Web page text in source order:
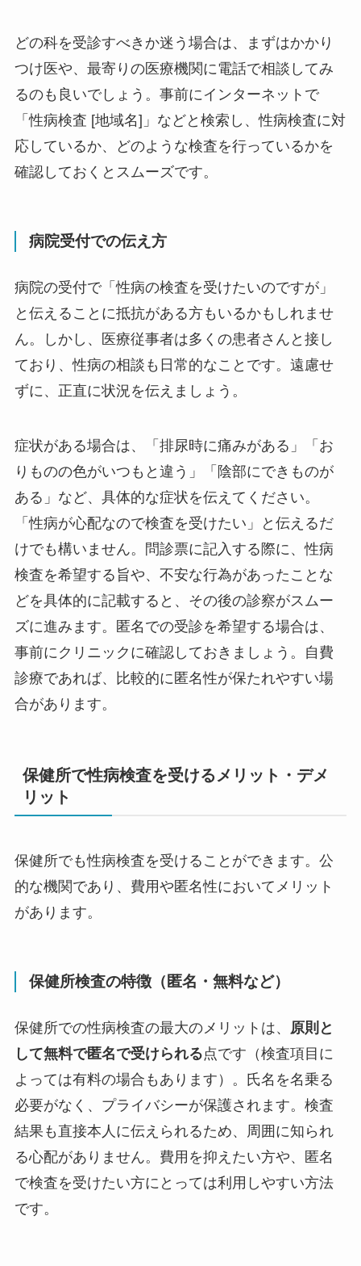
どの科を受診すべきか迷う場合は、まずはかかり
つけ医や、最寄りの医療機関に電話で相談してみ
るのも良いでしょう。事前にインターネットで
「性病検査 [地域名]」などと検索し、性病検査に対
応しているか、どのような検査を行っているかを
確認しておくとスムーズです。
病院受付での伝え方
病院の受付で「性病の検査を受けたいのですが」
と伝えることに抵抗がある方もいるかもしれませ
ん。しかし、医療従事者は多くの患者さんと接し
ており、性病の相談も日常的なことです。遠慮せ
ずに、正直に状況を伝えましょう。
症状がある場合は、「排尿時に痛みがある」「お
りものの色がいつもと違う」「陰部にできものが
ある」など、具体的な症状を伝えてください。
「性病が心配なので検査を受けたい」と伝えるだ
けでも構いません。問診票に記入する際に、性病
検査を希望する旨や、不安な行為があったことな
どを具体的に記載すると、その後の診察がスムー
ズに進みます。匿名での受診を希望する場合は、
事前にクリニックに確認しておきましょう。自費
診療であれば、比較的に匿名性が保たれやすい場
合があります。
保健所で性病検査を受けるメリット・デメ
リット
保健所でも性病検査を受けることができます。公
的な機関であり、費用や匿名性においてメリット
があります。
保健所検査の特徴（匿名・無料など）
保健所での性病検査の最大のメリットは、
原則と
して無料で匿名で受けられる点です（検査項目に
よっては有料の場合もあります）。氏名を名乗る
必要がなく、プライバシーが保護されます。検査
結果も直接本人に伝えられるため、周囲に知られ
る心配がありません。費用を抑えたい方や、匿名
で検査を受けたい方にとっては利用しやすい方法
です。